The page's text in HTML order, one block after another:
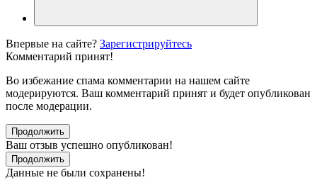
Впервые на сайте? Зарегистрируйтесь
Комментарий принят!
Во избежание спама комментарии на нашем сайте
модерируются. Ваш комментарий принят и будет опубликован
после модерации.
Продолжить
Ваш отзыв успешно опубликован!
Продолжить
Данные не были сохранены!